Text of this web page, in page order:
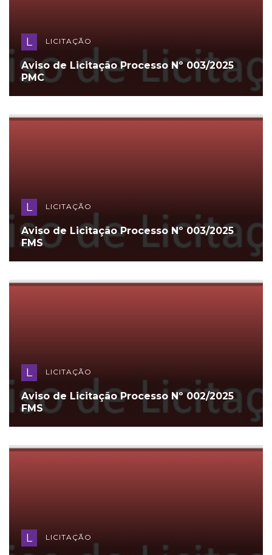
L LICITAÇÃO
Aviso de Licitação Processo Nº 003/2025
PMC
L LICITAÇÃO
Aviso de Licitação Processo Nº 003/2025
FMS
L LICITAÇÃO
Aviso de Licitação Processo Nº 002/2025
FMS
L LICITAÇÃO